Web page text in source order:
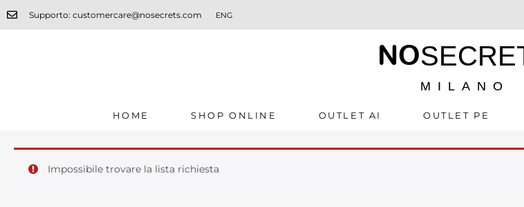
Supporto: customercare@nosecrets.com ENG
NO
MILANO
HOME SHOP ONLINE OUTLET AI OUTLET PE
Impossibile trovare la lista richiesta